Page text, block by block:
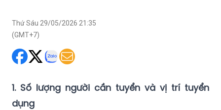
Thứ Sáu 29/05/2026 21:35
(GMT+7)
1. Số lượng người cần tuyển và vị trí tuyển
dụng